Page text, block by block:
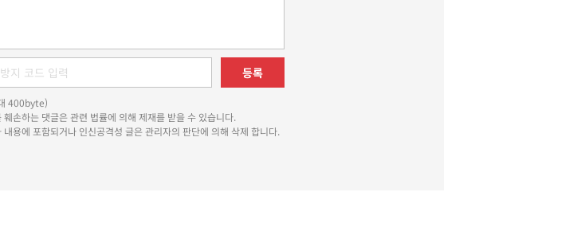
등록
400byte)
손하는 댓글은 관련 법률에 의해 제재를 받을 수 있습니다.
용에 포함되거나 인신공격성 글은 관리자의 판단에 의해 삭제 합니다.